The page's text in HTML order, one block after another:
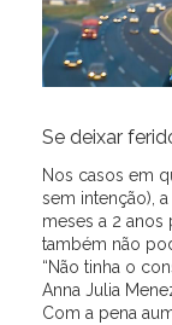
Se deixar
Nos casos em
sem intenção),
meses a 2 anos
também não
“Não tinha o
Anna Julia
Com a pena